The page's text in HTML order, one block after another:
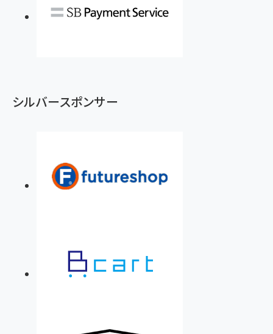
シルバースポンサー